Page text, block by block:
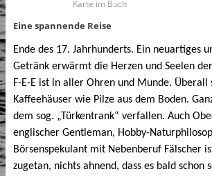
Karte im Buch
Eine spannende Reise
Ende des 17. Jahrhunderts. Ein neuartiges
Getränk erwärmt die Herzen und Seelen
F-E-E ist in aller Ohren und Munde. Überall
Kaffeehäuser wie Pilze aus dem Boden.
dem sog. „Türkentrank“ verfallen. Auch
englischer Gentleman, Hobby-
Börsenspekulant mit Nebenberuf Fälscher
zugetan, nichts ahnend, dass es bald schon